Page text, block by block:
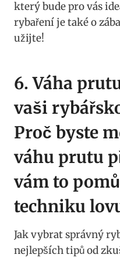
který bude pro⁢ vás
rybaření je také ‍o
užijte!
6. Váha
vaši
Proč byste
​váhu prutu‌
vám to
techniku
Jak vybrat správný
nejlepších tipů ⁤od